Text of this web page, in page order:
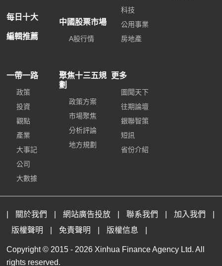
每日十大
編輯推薦
中國股票市場
A股行情
科技
公用事業
房地產
一帶一路
政策
投資
觀點
產業
大事記
公司
大數據
聚焦十三五規
劃
政策方案
市場聚焦
分析評論
地方規劃
更多
圖聞天下
往期論壇
銀聯智策
短訊
省份介紹
關於我們 網站廣告投放 聯系我們 加入我們
版權聲明
免責聲明 版權信息
Copyright © 2015 - 2026 Xinhua Finance Agency Ltd. All
rights reserved.